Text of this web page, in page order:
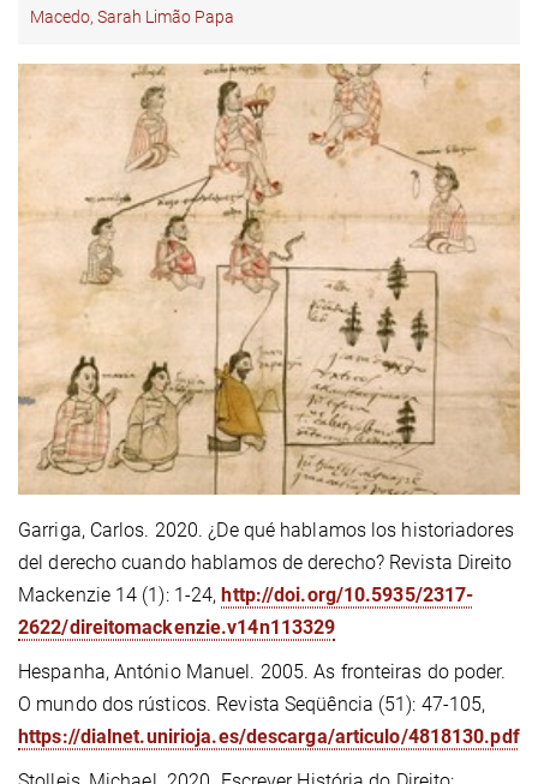
Macedo, Sarah Limão Papa
Garriga, Carlos. 2020. ¿De qué hablamos los historiadores
del derecho cuando hablamos de derecho? Revista Direito
Mackenzie 14 (1): 1-24, http://doi.org/10.5935/2317-
2622/direitomackenzie.v14n113329
Hespanha, António Manuel. 2005. As fronteiras do poder.
O mundo dos rústicos. Revista Seqüência (51): 47-105,
https://dialnet.unirioja.es/descarga/articulo/4818130.pdf